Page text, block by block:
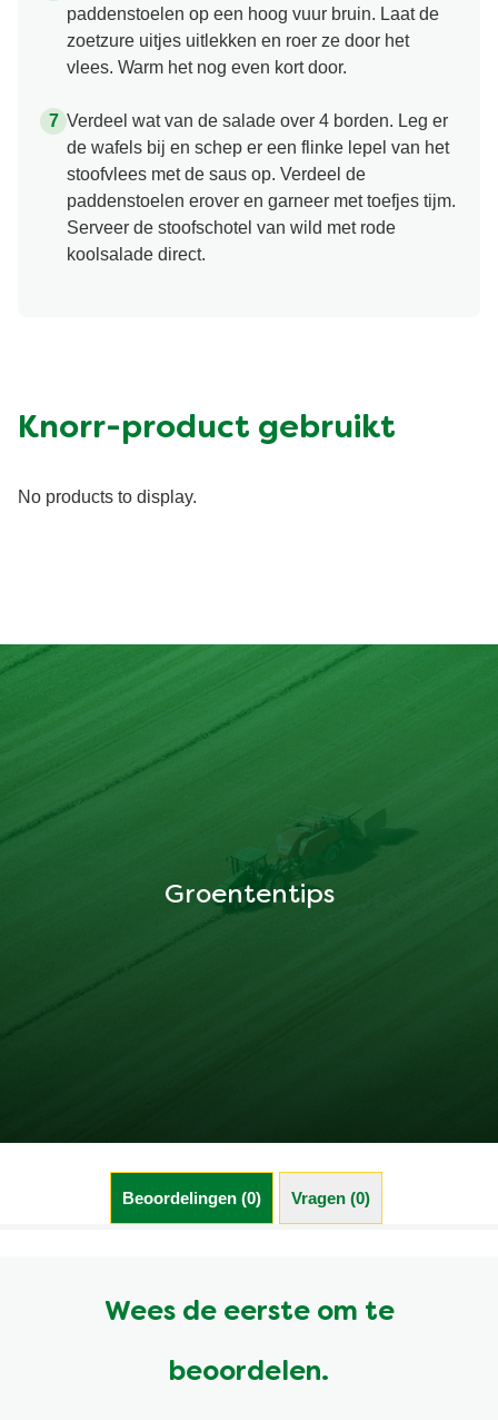
paddenstoelen op een hoog vuur bruin. Laat de
zoetzure uitjes uitlekken en roer ze door het
vlees. Warm het nog even kort door.
Verdeel wat van de salade over 4 borden. Leg er
de wafels bij en schep er een flinke lepel van het
stoofvlees met de saus op. Verdeel de
paddenstoelen erover en garneer met toefjes tijm.
Serveer de stoofschotel van wild met rode
koolsalade direct.
Knorr-product gebruikt
No products to display.
Groententips
Beoordelingen (0) Vragen (0)
Wees de eerste om te
beoordelen.